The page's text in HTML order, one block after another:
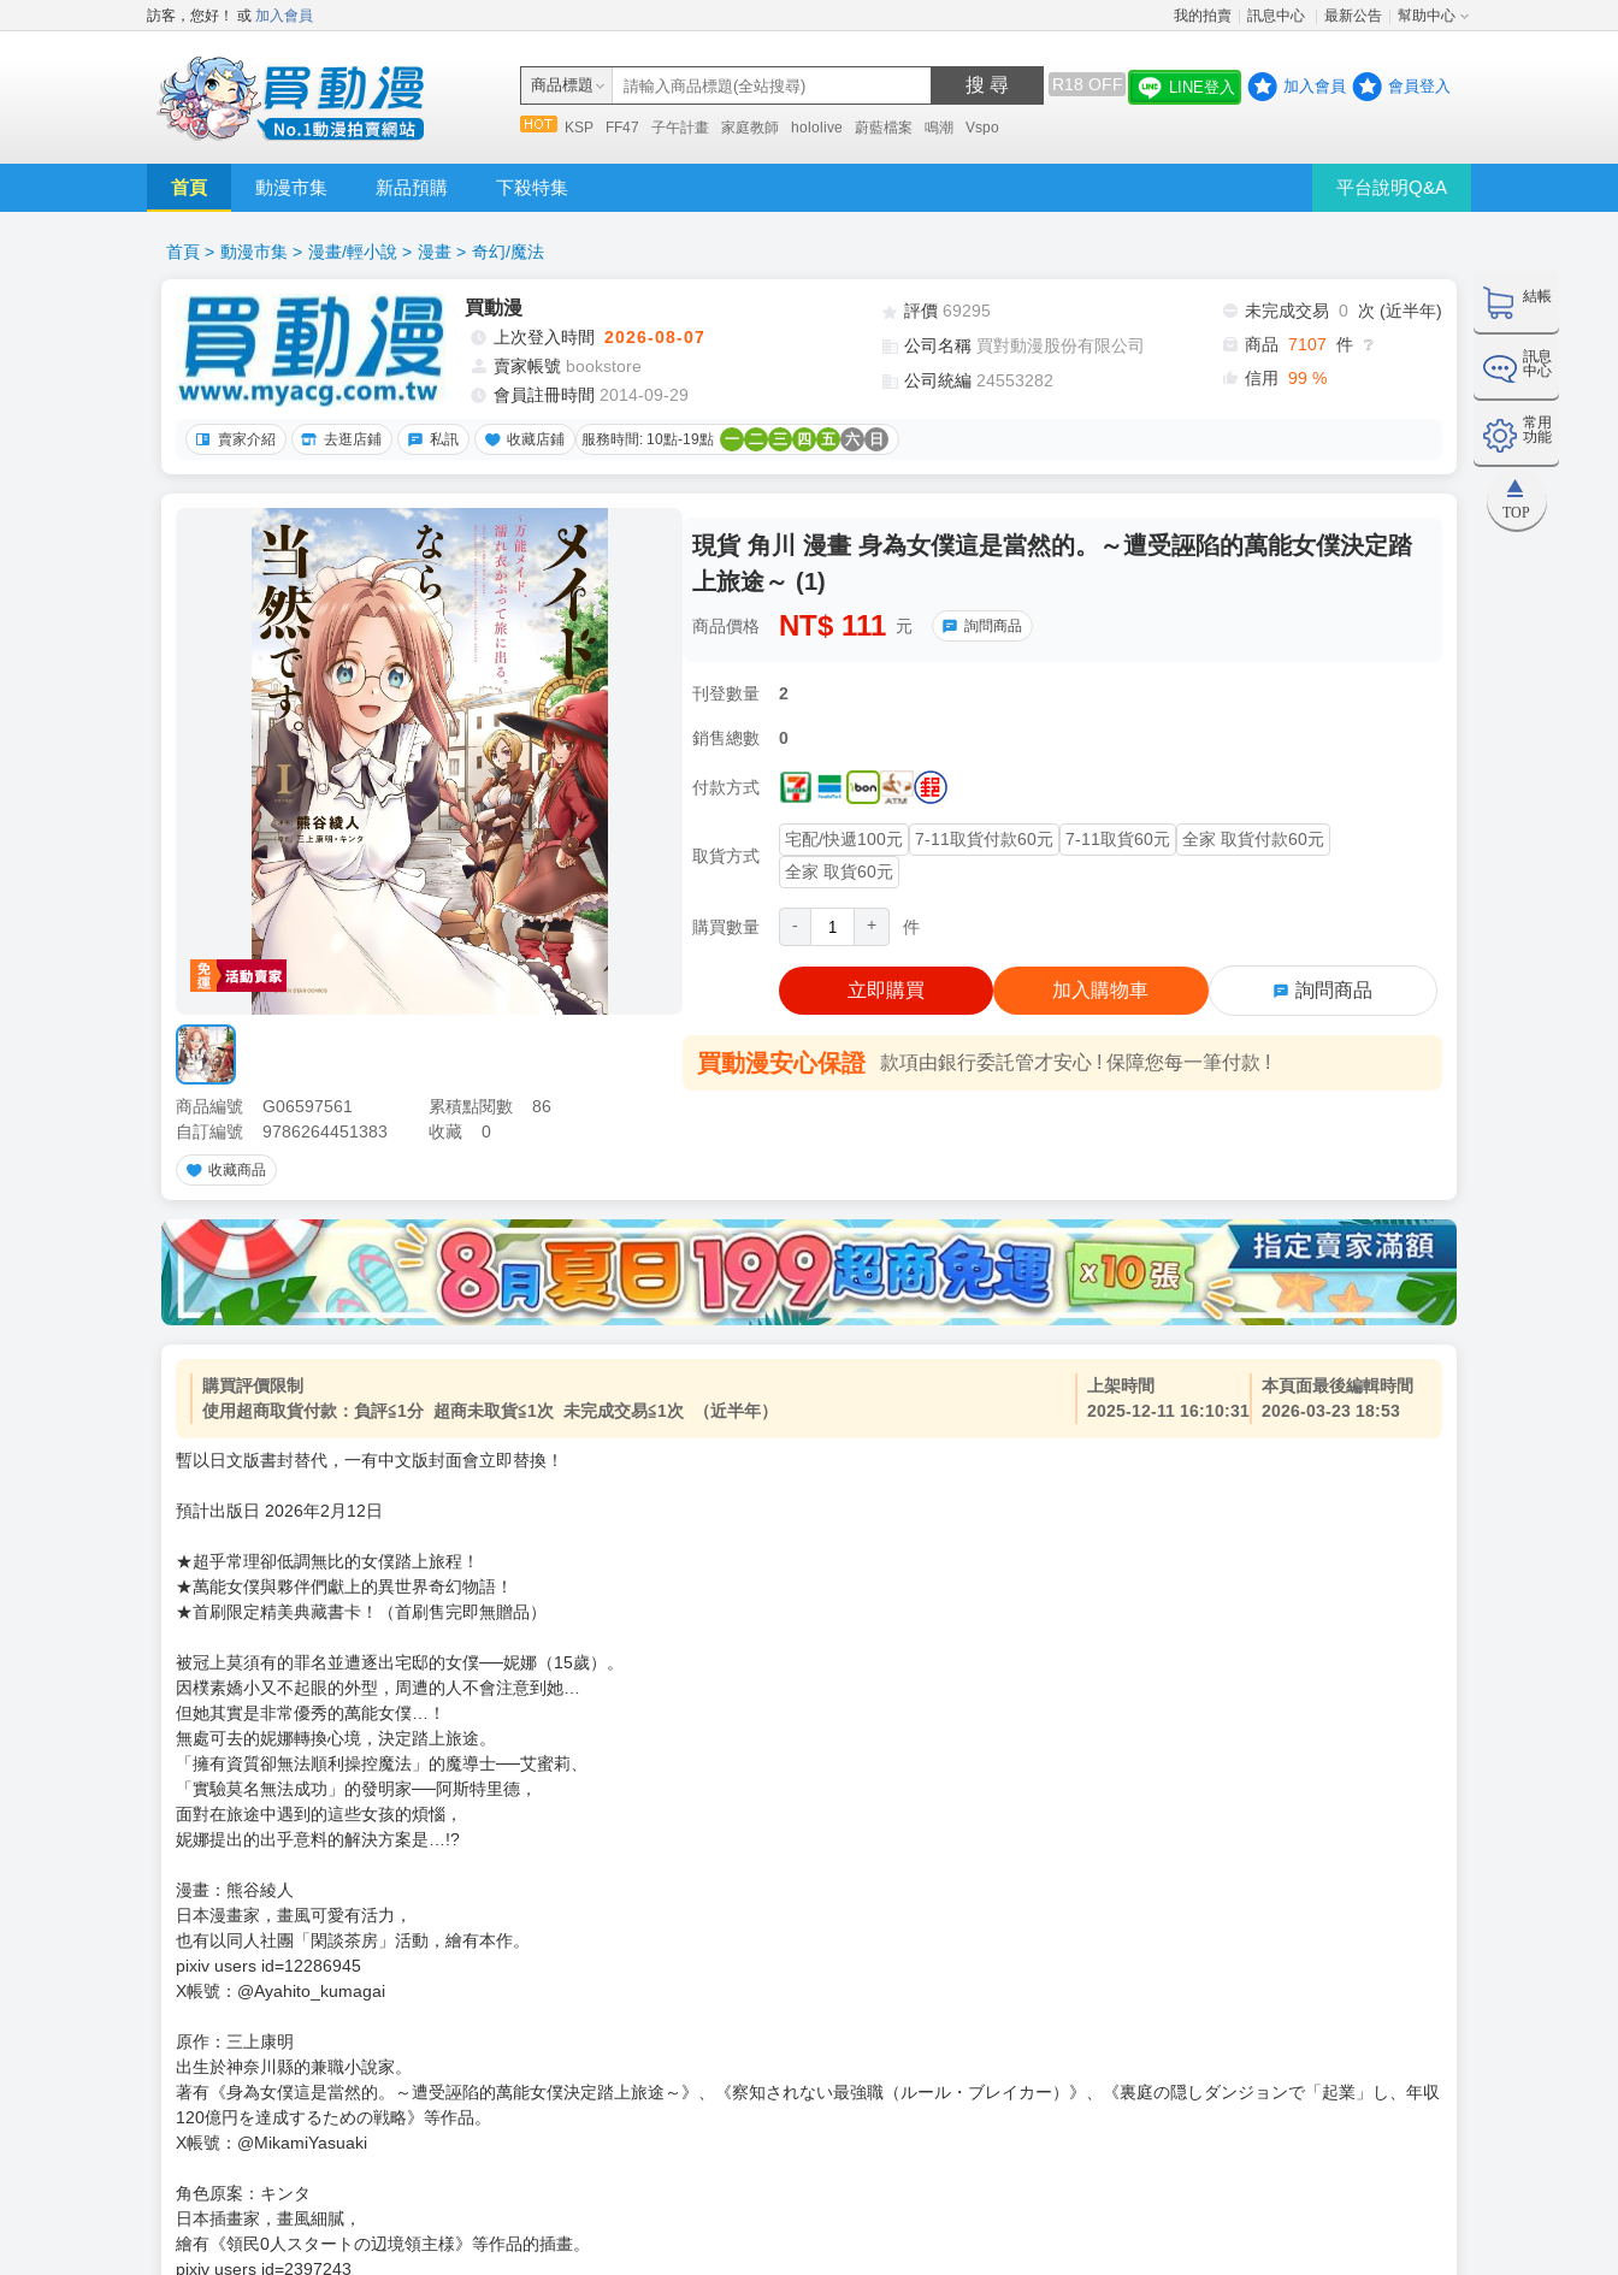
訪客，您好！ 或 加入會員 我的拍賣 訊息中心 最新公告 幫助中心
商品標題 搜 尋 R18 OFF
KSP FF47 子午計畫 家庭教師 hololive 蔚藍檔案 鳴潮 Vspo
LINE登入 加入會員 會員登入
首頁 動漫市集 新品預購 下殺特集 平台說明Q&A
結帳
訊息
中心
常用
功能
TOP
首頁 > 動漫市集 > 漫畫/輕小說 > 漫畫 > 奇幻/魔法
買動漫
上次登入時間 2026-08-07
賣家帳號 bookstore
會員註冊時間 2014-09-29
評價 69295
公司名稱 買對動漫股份有限公司
公司統編 24553282
未完成交易 0
次 (近半年)
商品 7107 件 ❔
信用 99 %
賣家介紹 去逛店鋪 私訊 收藏店鋪 服務時間: 10點-19點 一 二 三 四 五 六 日
商品編號 G06597561 累積點閱數
86
自訂編號
9786264451383 收藏 0
收藏商品
現貨 角川 漫畫 身為女僕這是當然的。～遭受誣陷的萬能女僕決定踏
上旅途～ (1)
商品價格 NT$ 111 元 詢問商品
刊登數量 2
銷售總數 0
付款方式
取貨方式
宅配/快遞100元 7-11取貨付款60元 7-11取貨60元
全家 取貨付款60元
全家 取貨60元
購買數量 - + 件
立即購買 加入購物車 詢問商品
買動漫安心保證 款項由銀行委託管才安心 ! 保障您每一筆付款 !
加價購 ( 共
(加購品) 買動漫★《$15元-加固紙箱包裝》
-
使用超商取貨付款：負評≦1分 超商未取貨≦1次 未完成交易≦1次 （近半年）
暫以日文版書封替代，一有中文版封面會立即替換！
預計出版日 2026年2月12日
★超乎常理卻低調無比的女僕踏上旅程！
★萬能女僕與夥伴們獻上的異世界奇幻物語！
被冠上莫須有的罪名並遭逐出宅邸的女僕──妮娜（15歲）。
因樸素嬌小又不起眼的外型，周遭的人不會注意到她…
但她其實是非常優秀的萬能女僕…！
無處可去的妮娜轉換心境，決定踏上旅途。
「實驗莫名無法成功」的發明家──阿斯特里德，
面對在旅途中遇到的這些女孩的煩惱，
妮娜提出的出乎意料的解決方案是…!?
漫畫：熊谷綾人
也有以同人社團「閑談茶房」活動，繪有本作。
pixiv users id=12286945
X帳號：@Ayahito_kumagai